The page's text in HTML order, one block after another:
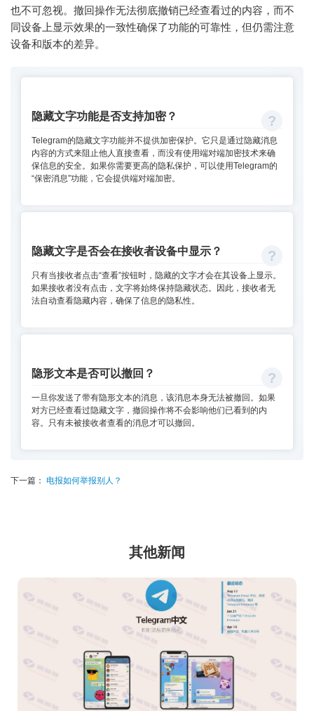
也不可忽视。撤回操作无法彻底撤销已经查看过的内容，而不
同设备上显示效果的一致性确保了功能的可靠性，但仍需注意
设备和版本的差异。
隐藏文字功能是否支持加密？
Telegram的隐藏文字功能并不提供加密保护。它只是通过隐藏消息
内容的方式来阻止他人直接查看，而没有使用端对端加密技术来确
保信息的安全。如果你需要更高的隐私保护，可以使用Telegram的
“保密消息”功能，它会提供端对端加密。
隐藏文字是否会在接收者设备中显示？
只有当接收者点击“查看”按钮时，隐藏的文字才会在其设备上显示。
如果接收者没有点击，文字将始终保持隐藏状态。因此，接收者无
法自动查看隐藏内容，确保了信息的隐私性。
隐形文本是否可以撤回？
一旦你发送了带有隐形文本的消息，该消息本身无法被撤回。如果
对方已经查看过隐藏文字，撤回操作将不会影响他们已看到的内
容。只有未被接收者查看的消息才可以撤回。
下一篇： 电报如何举报别人？
其他新闻